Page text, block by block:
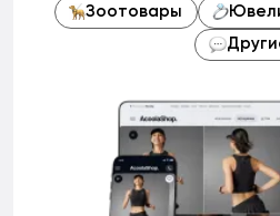
Зоотовары